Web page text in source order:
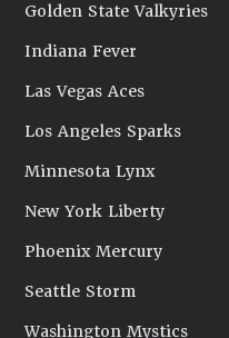
Golden State Valkyries
Indiana Fever
Las Vegas Aces
Los Angeles Sparks
Minnesota Lynx
New York Liberty
Phoenix Mercury
Seattle Storm
Washington Mystics